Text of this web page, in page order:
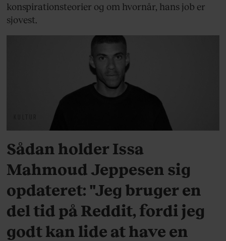
konspirationsteorier og om hvornår, hans job er
sjovest.
Sådan holder Issa
Mahmoud Jeppesen sig
opdateret: "Jeg bruger en
del tid på Reddit, fordi jeg
godt kan lide at have en